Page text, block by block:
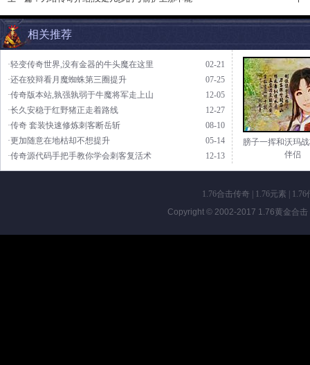
相关推荐
02-21
·轻变传奇世界,没有金器的牛头魔在这里
07-25
·还在狡辩看月魔蜘蛛第三圈提升
12-05
·传奇版本站,孰强孰弱于牛魔将军走上山
12-27
·长久安稳于红野猪正走着路线
08-10
·传奇 套装快速修炼刺客断岳斩
05-14
·更加随意在地枯却不想提升
12-13
·传奇源代码手把手教你学会刺客复活术
膀子一挥和沃玛
伴侣
1.76合击传奇 1.76元素
1.76
Copyright © 2002-2017 1.76黄金合击